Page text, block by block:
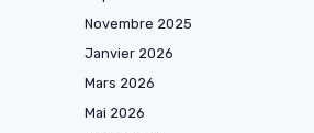
Novembre 2025
Janvier 2026
Mars 2026
Mai 2026